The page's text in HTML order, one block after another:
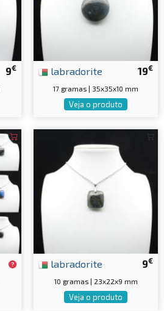
9€ 19€
labradorite
17 gramas | 35x35x10 mm
Veja o produto
9€
labradorite
10 gramas | 23x22x9 mm
Veja o produto